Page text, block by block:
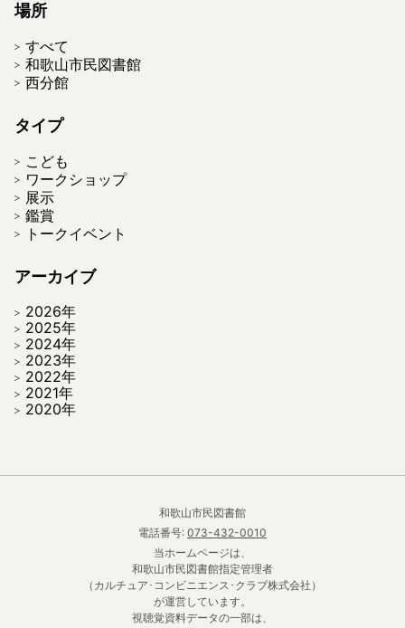
場所
すべて
和歌山市民図書館
西分館
タイプ
こども
ワークショップ
展示
鑑賞
トークイベント
アーカイブ
2026年
2025年
2024年
2023年
2022年
2021年
2020年
和歌山市民図書館
電話番号: 073-432-0010
当ホームページは、
和歌山市民図書館指定管理者
（カルチュア･コンビニエンス･クラブ株式会社）
が運営しています。
視聴覚資料データの一部は、